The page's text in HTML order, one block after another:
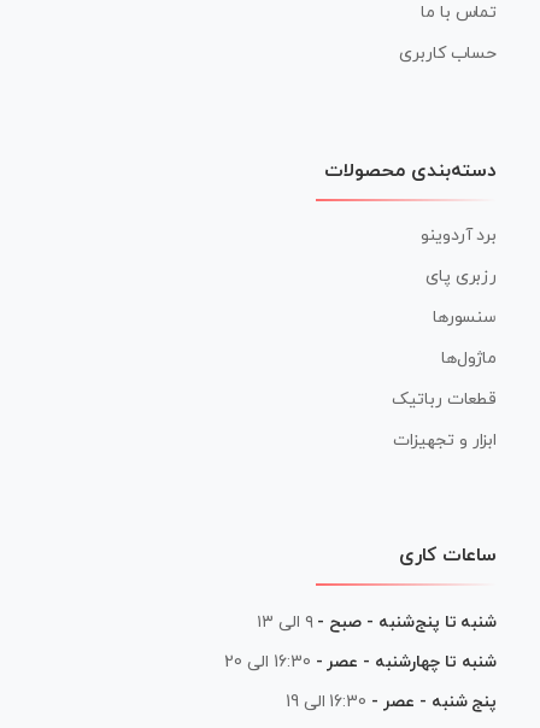
تماس با ما
حساب کاربری
دسته‌بندی محصولات
برد آردوینو
رزبری پای
سنسورها
ماژول‌ها
قطعات رباتیک
ابزار و تجهیزات
ساعات کاری
شنبه تا پنج‌شنبه - صبح - ۹ الی ۱۳
شنبه تا چهارشنبه - عصر - 16:30 الی 20
پنج شنبه - عصر - 16:30 الی 19